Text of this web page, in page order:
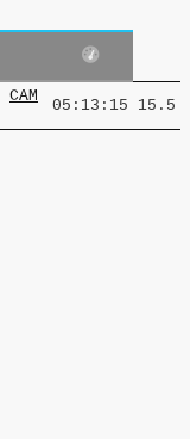
CAM
05:13:15 15.5